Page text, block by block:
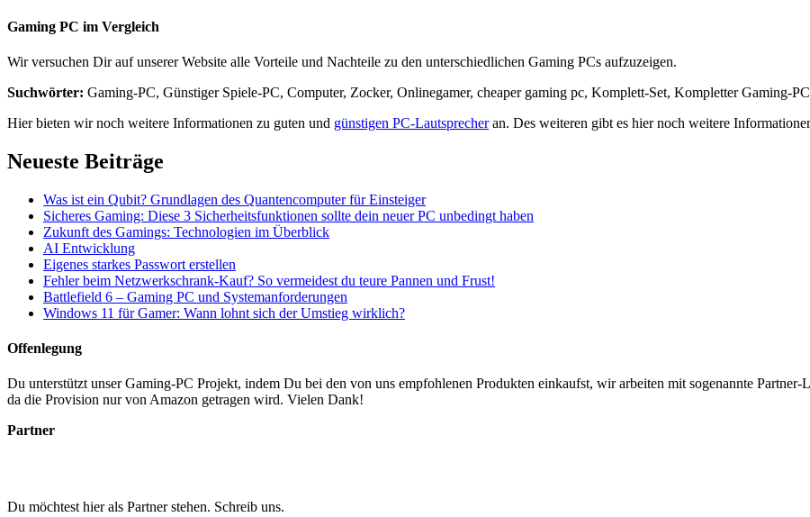
Gaming PC im Vergleich
Wir versuchen Dir auf unserer Website alle Vorteile und Nachteile zu den unterschiedlichen Gaming PCs aufzuzeigen.
Suchwörter: Gaming-PC, Günstiger Spiele-PC, Computer, Zocker, Onlinegamer, cheaper gaming pc, Komplett-Set, Kompletter Gaming-
Hier bieten wir noch weitere Informationen zu guten und günstigen PC-Lautsprecheran. Des weiteren gibt es hier noch weitere
Neueste Beiträge
Was ist ein Qubit? Grundlagen des Quantencomputer für Einsteiger
Sicheres Gaming: Diese 3 Sicherheitsfunktionen sollte dein neuer PC unbedingt haben
Zukunft des Gamings: Technologien im Überblick
AI Entwicklung
Eigenes starkes Passwort erstellen
Fehler beim Netzwerkschrank-Kauf? So vermeidest du teure Pannen und Frust!
Battlefield 6 – Gaming PC und Systemanforderungen
Windows 11 für Gamer: Wann lohnt sich der Umstieg wirklich?
Offenlegung
Du unterstützt unser Gaming-PC Projekt, indem Du bei den von uns empfohlenen Produkten einkaufst, wir arbeiten mit sogenannte
da die Provision nur von Amazon getragen wird. Vielen Dank!
Partner
Du möchtest hier als Partner stehen. Schreib uns.